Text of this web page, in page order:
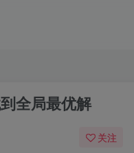
全局最优解
关注